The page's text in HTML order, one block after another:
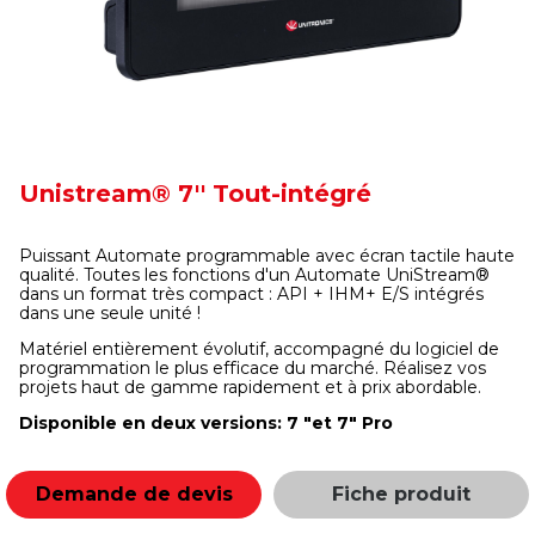
Unistream® 7'' Tout-intégré
Puissant Automate programmable avec écran tactile haute
qualité. Toutes les fonctions d'un Automate UniStream®
dans un format très compact : API + IHM+ E/S intégrés
dans une seule unité !
Matériel entièrement évolutif, accompagné du logiciel de
programmation le plus efficace du marché. Réalisez vos
projets haut de gamme rapidement et à prix abordable.
Disponible en deux versions: 7 "et 7" Pro
Demande de devis Fiche produit